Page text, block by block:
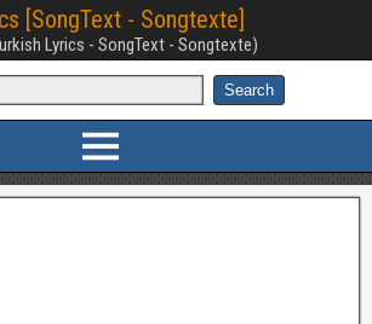
[SongText - Songtexte]
Lyrics - SongText - Songtexte)